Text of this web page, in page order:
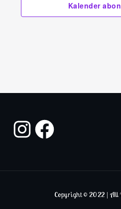
Kalender
Copyright © 2022 | All